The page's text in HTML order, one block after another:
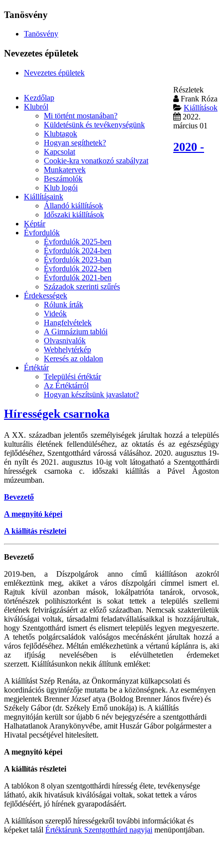
Tanösvény
Tanösvény
Nevezetes épületek
Nevezetes épületek
Kezdőlap
Klubról
Mi történt mostanában?
Küldetésünk és tevékenységünk
Klubtagok
Hogyan segíthetek?
Kapcsolat
Cookie-kra vonatkozó szabályzat
Munkatervek
Beszámolók
Klub logói
Kiállításaink
Állandó kiállítások
Időszaki kiállítások
Képtár
Évfordulók
Évfordulók 2025-ben
Évfordulók 2024-ben
Évfordulók 2023-ban
Évfordulók 2022-ben
Évfordulók 2021-ben
Századok szerinti szűrés
Érdekességek
Rólunk írták
Videók
Hangfelvételek
A Gimnázium tablói
Olvasnivalók
Webhelytérkép
Keresés az oldalon
Értéktár
Települési értéktár
Az Értéktárról
Hogyan készítsünk javaslatot?
Részletek
Frank Róza
Kiállítások
2022.
március 01
2020 -
Hírességek csarnoka
A XX. században jelentős személyiségek járultak hozzá a település
kulturális életének fellendüléséhez, az oktatás és az egészségügy
fejlődéséhez, Szentgotthárd várossá válásához. 2020. augusztus 19-
én nyílt és 2021. augusztus 10-ig volt látogatható a Szentgotthárdi
hírességek csarnoka c. időszaki kiállítás a Pável Ágoston
múzeumban.
Bevezető
A megnyitó képei
A kiállítás részletei
Bevezető
2019-ben, a Díszpolgárok anno című kiállításon azokról
emlékeztünk meg, akiket a város díszpolgári címmel ismert el.
Rajtuk kívül azonban mások, lokálpatrióta tanárok, orvosok,
történészek polihisztorként is sokat tettek a település szellemi
életének felvirágzásáért az előző században. Nemcsak szakterületük
kiválóságai voltak, társadalmi feladatvállalásaikkal is hozzájárultak,
hogy Szentgotthárd ismert és elismert település legyen megyeszerte.
A tehetős polgárcsaládok valóságos mecénásként járultak hozzá a
város fejlődéséhez. Méltán emlékezhetünk a vértanú káplánra is, aki
az ifjúság nevelésében is elévülhetetlen érdemeket
szerzett. Kiállításunkon nekik állítunk emléket:
A kiállítást Szép Renáta, az Önkormányzat külkapcsolati és
koordinációs ügyintézője mutatta be a közönségnek. Az eseményen
megjelentek Brenner József atya (Boldog Brenner János fivére) és
Székely Gábor (dr. Székely Ernő unokája) is. A kiállítás
megnyitóján került sor újabb 6 név bejegyzésére a szentgotthárdi
Halhatatlanok Aranykönyvébe, amit Huszár Gábor polgármester a
Hivatal pecsétjével hitelesített.
A megnyitó képei
A kiállítás részletei
A tablókon 8 olyan szentgotthárdi híresség élete, tevékenysége
látható, akik hivatásuk kiválóságai voltak, sokat tettek a város
fejlődéséért, jó hírének gyarapodásáért.
A kiállításon szereplő hírességekről további információkat és
képeket talál Értéktárunk Szentgotthárd nagyjai menüpontjában.